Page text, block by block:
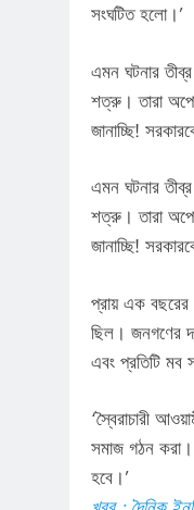
সংঘটিত হলো।’
এমন ঘটনার
শত্রু। তারা
জানাচ্ছি!
এমন ঘটনার
শত্রু। তারা
জানাচ্ছি!
প্রায় এক বছরের
ছিল। জনগণের
এবং প্রতিটি মব
‘স্বৈরাচারী
সমাজ গঠন করা।
হবে।’